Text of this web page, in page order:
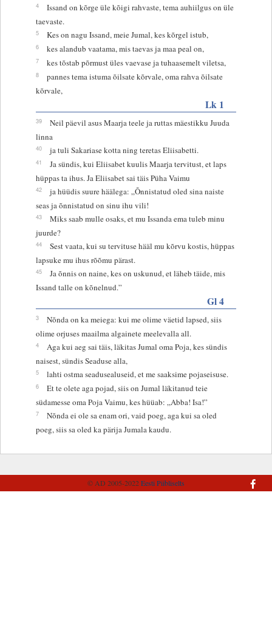
4
Issand on kõrge üle kõigi rahvaste, tema auhiilgus on üle
taevaste.
5 Kes on nagu Issand, meie Jumal, kes kõrgel istub,
6 kes alandub vaatama, mis taevas ja maa peal on,
7 kes tõstab põrmust üles vaevase ja tuhaasemelt viletsa,
8
pannes tema istuma õilsate kõrvale, oma rahva õilsate
kõrvale,
Lk 1
39
Neil päevil asus Maarja teele ja ruttas mäestikku Juuda
linna
40 ja tuli Sakariase kotta ning teretas Eliisabetti.
41
Ja sündis, kui Eliisabet kuulis Maarja tervitust, et laps
hüppas ta ihus. Ja Eliisabet sai täis Püha Vaimu
42
ja hüüdis suure häälega: „Õnnistatud oled sina naiste
seas ja õnnistatud on sinu ihu vili!
43
Miks saab mulle osaks, et mu Issanda ema tuleb minu
juurde?
44
Sest vaata, kui su tervituse hääl mu kõrvu kostis, hüppas
lapsuke mu ihus rõõmu pärast.
45
Ja õnnis on naine, kes on uskunud, et läheb täide, mis
Issand talle on kõnelnud.”
Gl 4
3
Nõnda on ka meiega: kui me olime väetid lapsed, siis
olime orjuses maailma algainete meelevalla all.
4
Aga kui aeg sai täis, läkitas Jumal oma Poja, kes sündis
naisest, sündis Seaduse alla,
5 lahti ostma seadusealuseid, et me saaksime pojaseisuse.
6
Et te olete aga pojad, siis on Jumal läkitanud teie
südamesse oma Poja Vaimu, kes hüüab: „Abba! Isa!”
7
Nõnda ei ole sa enam ori, vaid poeg, aga kui sa oled
poeg, siis sa oled ka pärija Jumala kaudu.
© AD 2005-2022Eesti Piibliselts